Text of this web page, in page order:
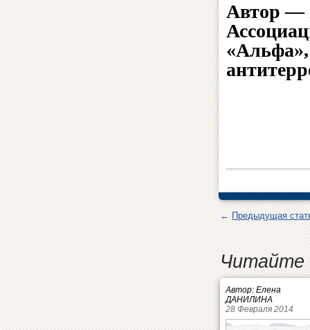
Автор —
←Предыдущая
Читайте
Автор: Елена
ДАНИЛИНА
28 Февраля 2014